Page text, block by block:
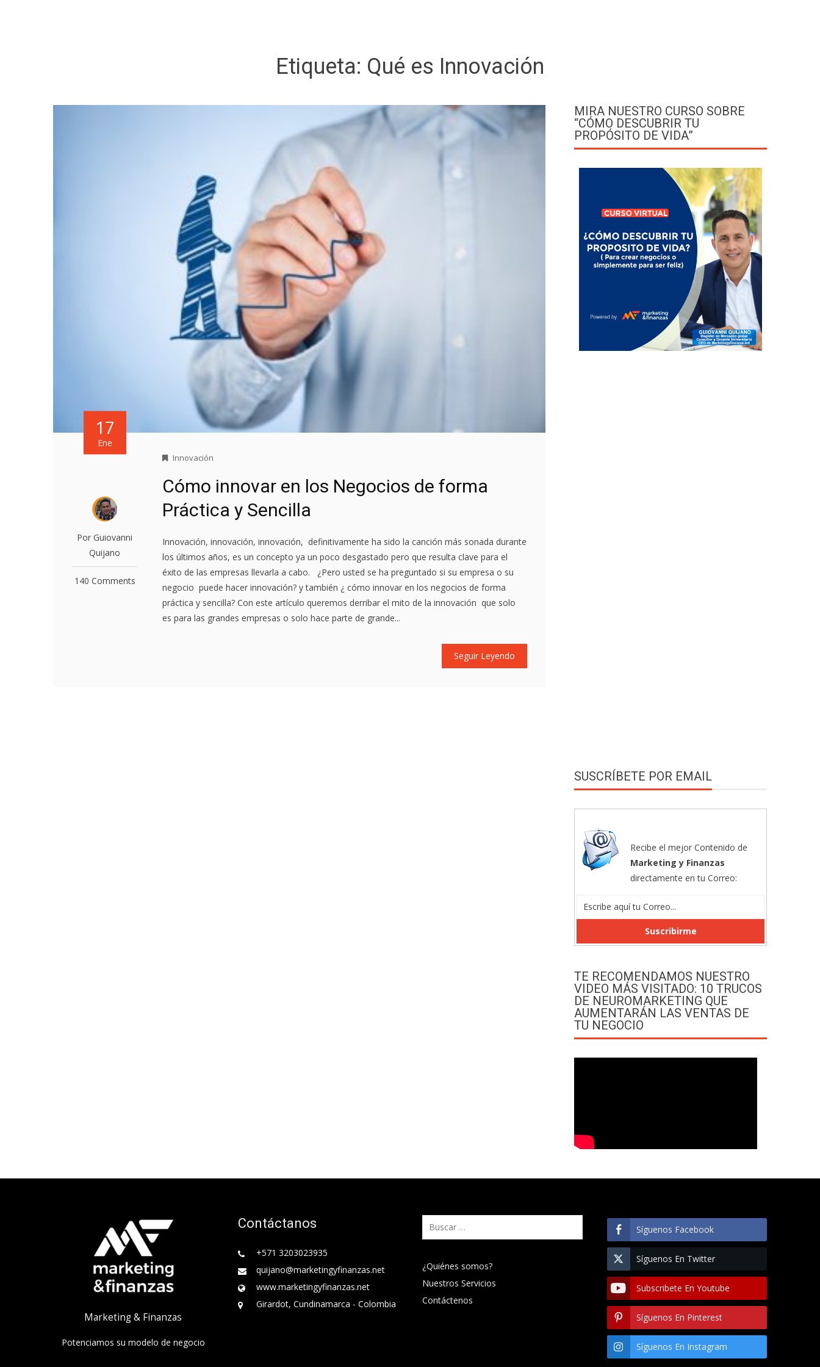
Etiqueta: Qué es Innovación
17
Ene
Por Guiovanni
Quijano
140 Comments
Innovación
Cómo innovar en los Negocios de forma
Práctica y Sencilla
Innovación, innovación, innovación, definitivamente ha sido la canción más sonada durante
los últimos años, es un concepto ya un poco desgastado pero que resulta clave para el
éxito de las empresas llevarla a cabo. ¿Pero usted se ha preguntado si su empresa o su
negocio puede hacer innovación? y también ¿ cómo innovar en los negocios de forma
práctica y sencilla? Con este artículo queremos derribar el mito de la innovación que solo
es para las grandes empresas o solo hace parte de grande...
Seguir Leyendo
MIRA NUESTRO CURSO SOBRE
“CÓMO DESCUBRIR TU
PROPÓSITO DE VIDA”
SUSCRÍBETE POR EMAIL
Recibe el mejor Contenido de
Marketing y Finanzas
directamente en tu Correo:
TE RECOMENDAMOS NUESTRO
VIDEO MÁS VISITADO: 10 TRUCOS
DE NEUROMARKETING QUE
AUMENTARÁN LAS VENTAS DE
TU NEGOCIO
Marketing & Finanzas
Potenciamos su modelo de negocio
Contáctanos
+571 3203023935
quijano@marketingyfinanzas.net
www.marketingyfinanzas.net
Girardot, Cundinamarca - Colombia
Buscar:
¿Quiénes somos?
Nuestros Servicios
Contáctenos
Síguenos Facebook
Síguenos En Twitter
Subscribete En Youtube
Síguenos En Pinterest
Síguenos En Instagram